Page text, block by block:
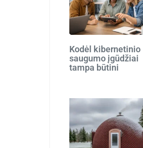
Kodėl kibernetinio
saugumo įgūdžiai
tampa būtini